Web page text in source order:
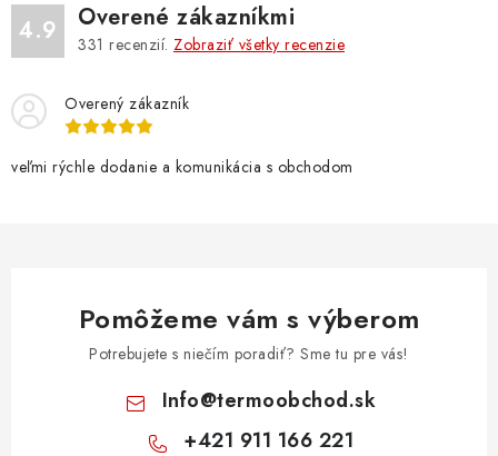
4.9 Overené zákazníkmi
331 recenzií. Zobraziť všetky recenzie
Overený zákazník
veľmi rýchle dodanie a komunikácia s obchodom
Pomôžeme vám s výberom
Potrebujete s niečím poradiť? Sme tu pre vás!
Info@termoobchod.sk
+421 911 166 221